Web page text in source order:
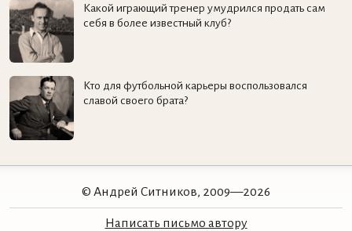
Какой играющий тренер умудрился продать сам
себя в более известный клуб?
Кто для футбольной карьеры воспользовался
славой своего брата?
© Андрей Ситников, 2009—2026
Написать письмо автору